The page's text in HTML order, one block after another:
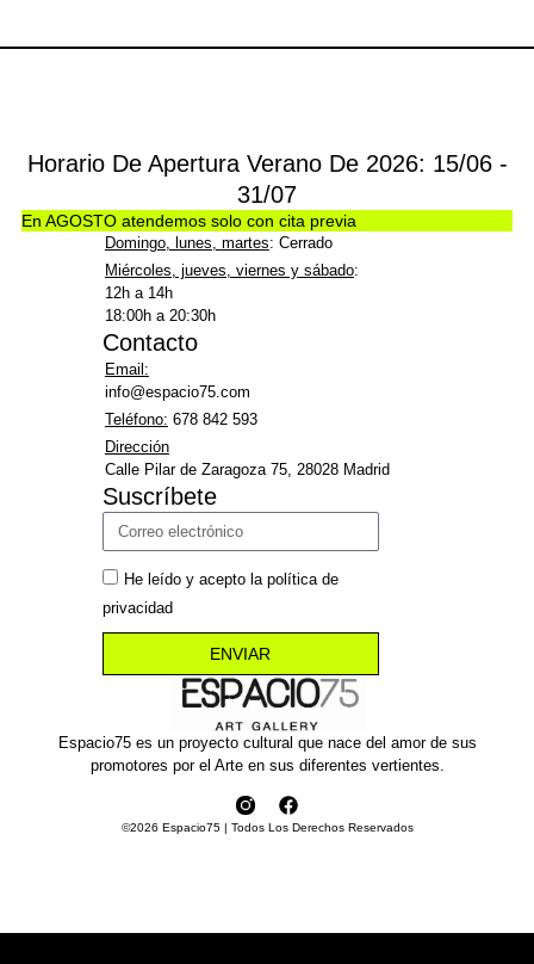
Espacio75 es un proyecto cultural que nace del amor de sus
promotores por el Arte en sus diferentes vertientes.
©2026 Espacio75 | Todos Los Derechos Reservados
Horario De Apertura Verano De 2026: 15/06 -
31/07
En AGOSTO atendemos solo con cita previa
Domingo, lunes, martes: Cerrado
Miércoles, jueves, viernes y sábado:
12h a 14h
18:00h a 20:30h
Contacto
Email:
info@espacio75.com
Teléfono: 678 842 593
Dirección
Calle Pilar de Zaragoza 75, 28028 Madrid
Suscríbete
He leído y acepto la política de
privacidad
ENVIAR